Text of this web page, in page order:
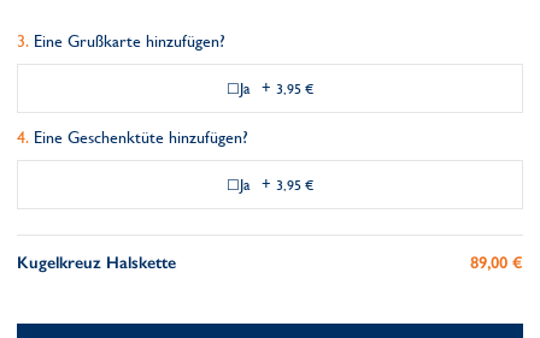
Eine Grußkarte hinzufügen?
Ja + 3,95 €
Eine Geschenktüte hinzufügen?
Ja + 3,95 €
Kugelkreuz Halskette 89,00 €